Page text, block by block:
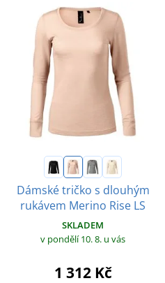
Dámské tričko s dlouhým
rukávem Merino Rise LS
SKLADEM
v pondělí 10. 8. u vás
1 312 Kč